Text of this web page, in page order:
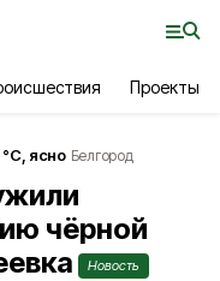
Проекты
°С, ясно Белгород
чёрной
Новость